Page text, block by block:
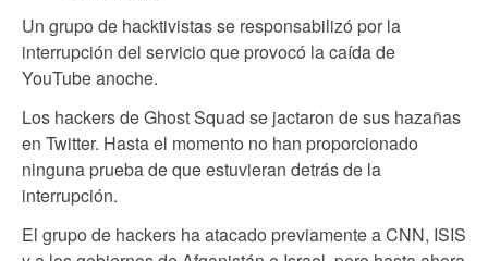
Un grupo de hacktivistas se responsabilizó por la
interrupción del servicio que provocó la caída de
YouTube anoche.
Los hackers de Ghost Squad se jactaron de sus hazañas
en Twitter. Hasta el momento no han proporcionado
ninguna prueba de que estuvieran detrás de la
interrupción.
El grupo de hackers ha atacado previamente a CNN, ISIS